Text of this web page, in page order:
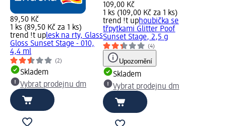
89,50 Kč
1 ks (89,50 Kč za 1 ks)
trend !t uplesk na rty, Glass
Gloss Sunset Stage - 010,
4,4 ml
(2)
Skladem
Vybrat prodejnu dm
109,00 Kč
1 ks (109,00 Kč za 1 ks)
trend !t uphoubička se
třpytkami Glitter Poof
Sunset Stage, 2,5 g
(4)
Upozornění
Skladem
Vybrat prodejnu dm